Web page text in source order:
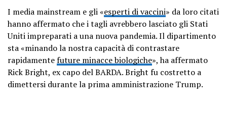
I media mainstream e gli «esperti di vaccini» da loro citati
hanno affermato che i tagli avrebbero lasciato gli Stati
Uniti impreparati a una nuova pandemia. Il dipartimento
sta «minando la nostra capacità di contrastare
rapidamentefuture minacce biologiche», ha affermato
Rick Bright, ex capo del BARDA. Bright fu costretto a
dimettersi durante la prima amministrazione Trump.